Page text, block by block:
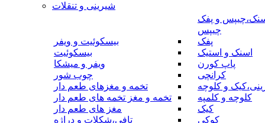
شیرینی و تنقلات
و پفک
چیپس
پفک
اسنک و استیک
پاپ کورن
کرانچی
و کلوچه
کلوچه و کلمپه
کیک
کوکی
بیسکوئیت و ویفر
بیسکوئیت
ویفر و میشکا
چوب شور
تخمه و مغزهای طعم دار
تخمه و مغز تخمه های طعم دار
مغز های طعم دار
تافی،شکلات و دراژه